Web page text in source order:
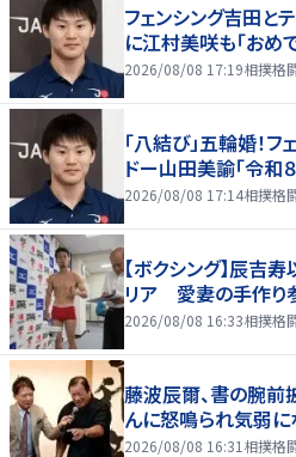
フェンシング吉田と
に江村美咲も「おめ
2026/08/08 17:19相撲格
「八結び」五輪婚！
ドー山田美諭「令和
2026/08/08 17:14相撲格
【ボクシング】辰吉
リア 愛妻の手作り
2026/08/08 16:33相撲格
藤波辰爾、書の腕前
んに怒鳴られ気弱に
2026/08/08 16:31 相撲格